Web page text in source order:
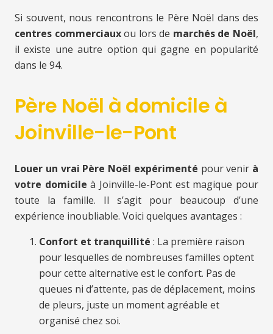
Si souvent, nous rencontrons le Père Noël dans des
centres commerciauxou lors de marchés de Noël,
il existe une autre option qui gagne en popularité
dans le 94.
Père Noël à domicile à
Joinville-le-Pont
Louer un vrai Père Noël expérimenté pour venir à
votre domicile à Joinville-le-Pont est magique pour
toute la famille. Il s’agit pour beaucoup d’une
expérience inoubliable. Voici quelques avantages :
Confort et tranquillité : La première raison
pour lesquelles de nombreuses familles optent
pour cette alternative est le confort. Pas de
queues ni d’attente, pas de déplacement, moins
de pleurs, juste un moment agréable et
organisé chez soi.